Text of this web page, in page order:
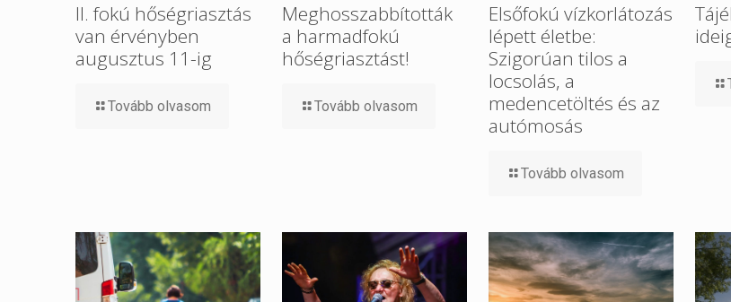
II. fokú hőségriasztás
van érvényben
augusztus 11-ig
Tovább olvasom
Meghosszabbították
a harmadfokú
hőségriasztást!
Tovább olvasom
Elsőfokú vízkorlátozás
lépett életbe:
Szigorúan tilos a
locsolás, a
medencetöltés és az
autómosás
Tovább olvasom